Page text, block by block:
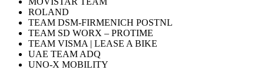
ROLAND
TEAM DSM-FIRMENICH POSTNL
TEAM SD WORX – PROTIME
TEAM VISMA | LEASE A BIKE
UAE TEAM ADQ
UNO-X MOBILITY